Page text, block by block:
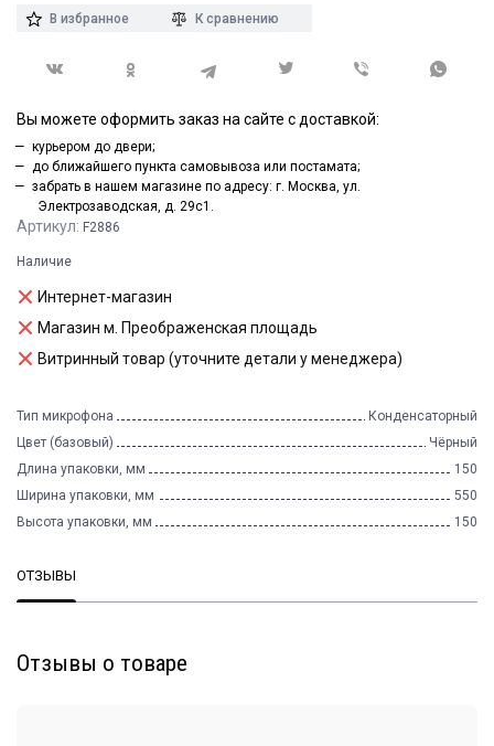
Артикул: F2886
Наличие
Интернет-магазин
Магазин м. Преображенская площадь
Витринный товар (уточните детали у менеджера)
Тип микрофона
Конденсаторный
Цвет (базовый)
Чёрный
Длина упаковки, мм
150
Ширина упаковки, мм
550
Высота упаковки, мм
150
В избранное К сравнению
Вы можете оформить заказ на сайте с доставкой:
курьером до двери;
до ближайшего пункта самовывоза или постамата;
забрать в нашем магазине по адресу: г. Москва, ул.
Электрозаводская, д. 29с1.
ОТЗЫВЫ
Отзывы о товаре